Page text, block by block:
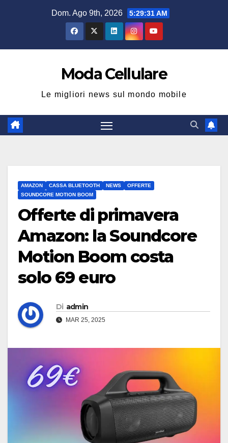
Dom. Ago 9th, 2026 5:29:32 AM
Moda Cellulare
Le migliori news sul mondo mobile
AMAZON CASSA BLUETOOTH NEWS
OFFERTE
SOUNDCORE MOTION BOOM
Offerte di primavera
Amazon: la Soundcore
Motion Boom costa
solo 69 euro
Di admin
MAR 25, 2025